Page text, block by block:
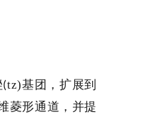
(tz)基团，扩展到
菱形通道，并提